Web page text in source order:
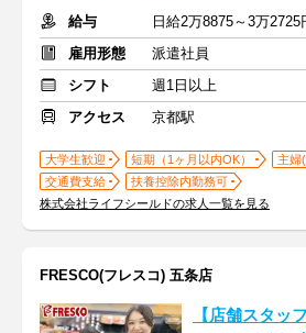
給与
日給2万8875～3万
雇用形態
派遣社員
シフト
週1日以上
アクセス
京都駅
大学生歓迎 短期（1ヶ月以内OK）
主婦
交通費支給
扶養控除内勤務可
株式会社ライフシールドの求人一覧を見る
FRESCO(フレスコ) 五条店
【店舗スタッ